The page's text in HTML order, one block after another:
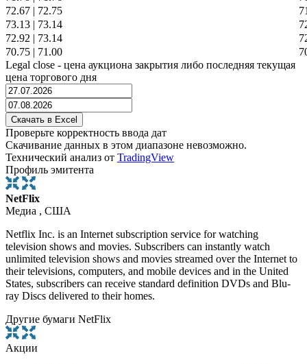
72.67 | 72.75
73.13 | 73.14
72.92 | 73.14
70.75 | 71.00
Legal close - цена аукциона закрытия либо последняя текущая
цена торгового дня
Проверьте корректность ввода дат
Скачивание данных в этом диапазоне невозможно.
Технический анализ от TradingView
Профиль эмитента
NetFlix
Медиа , США
Netflix Inc. is an Internet subscription service for watching
television shows and movies. Subscribers can instantly watch
unlimited television shows and movies streamed over the Internet to
their televisions, computers, and mobile devices and in the United
States, subscribers can receive standard definition DVDs and Blu-
ray Discs delivered to their homes.
Другие бумаги NetFlix
Акции